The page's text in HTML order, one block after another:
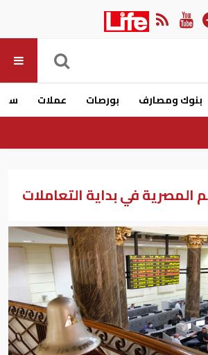
بنوك ومصارف بورصات عملات
المصرية في بداية التعاملات